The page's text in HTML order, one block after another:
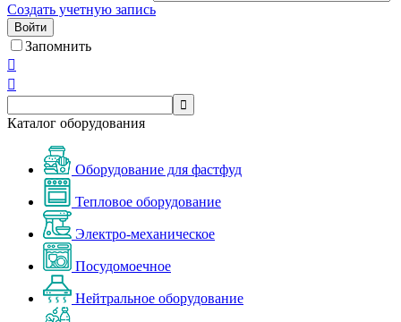
Создать учетную запись
Войти
Запомнить



Каталог оборудования
Оборудование для фастфуд
Тепловое оборудование
Электро-механическое
Посудомоечное
Нейтральное оборудование